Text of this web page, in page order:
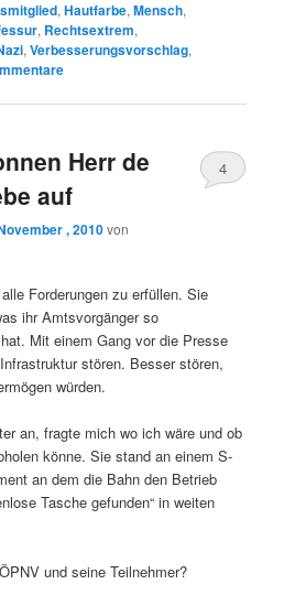
,Hautfarbe,Mensch,
, Rechtsextrem,
,Verbesserungsvorschlag,
Herr de
auf
, 2010von
4
Forderungen zu erfüllen. Sie
ihr Amtsvorgänger so
Mit einem Gang vor die Presse
stören. Besser stören,
würden.
an, fragte mich wo ich wäre und ob
könne. Sie stand an einem S-
an dem die Bahn den Betrieb
Tasche gefunden“ in weiten
und seine Teilnehmer?